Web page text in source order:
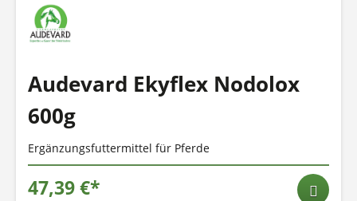
Audevard Ekyflex Nodolox
600g
Ergänzungsfuttermittel für Pferde
47,39 €*